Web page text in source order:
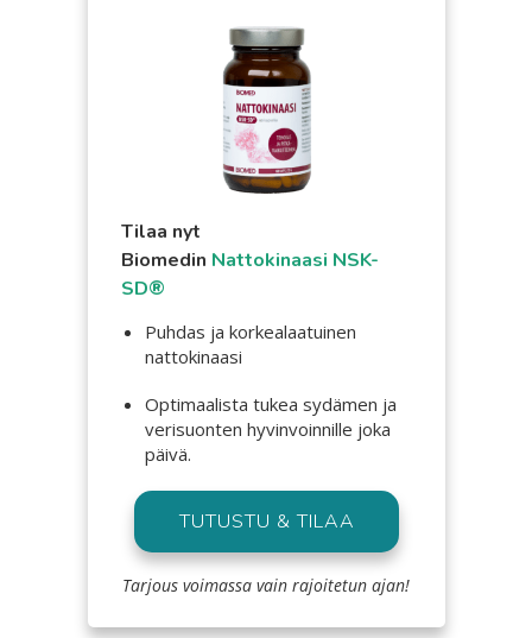
Tilaa nyt
Biomedin Nattokinaasi NSK-
SD®
Puhdas ja korkealaatuinen
nattokinaasi
Optimaalista tukea sydämen ja
verisuonten hyvinvoinnille joka
päivä.
TUTUSTU & TILAA
Tarjous voimassa vain rajoitetun ajan!